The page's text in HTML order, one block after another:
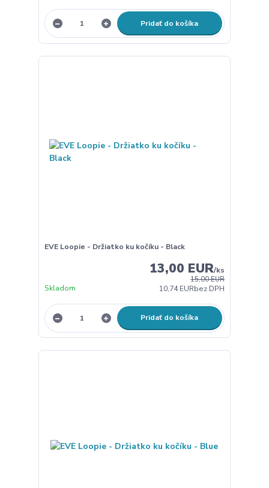
Pridať do košíka
EVE Loopie - Držiatko ku kočíku - Black
15,00 EUR
13,00 EUR/ks
10,74 EURbez DPH
Skladom
Pridať do košíka